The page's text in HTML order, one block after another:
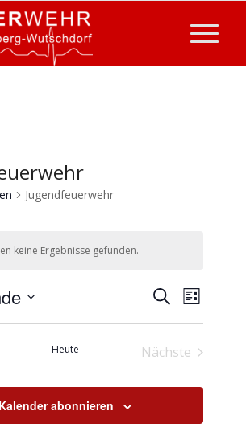
Jugendfeuerwehr
keine Ergebnisse gefunden.
Suche
und
SucheListe
Heute
Nächste
Kalender abonnieren